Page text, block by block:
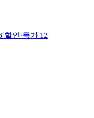
할인·특가 12